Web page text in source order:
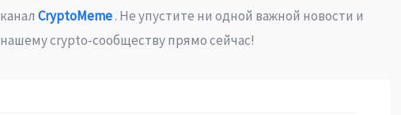
CryptoMeme. Не упустите ни одной важной новости и
crypto-сообществу прямо сейчас!